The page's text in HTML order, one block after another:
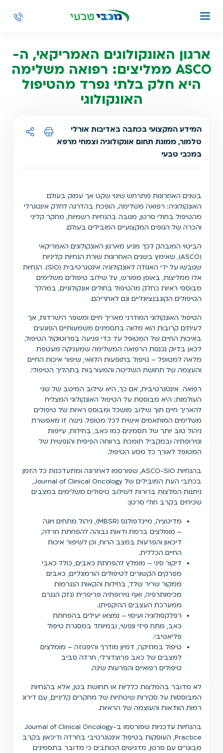
ארגון האונקולוגים האמריקאי, ה-
ASCO ממליצים: רפואה משלימה
היא חלק בלתי נפרד מהטיפול
האונקולוגי
המידע המקצועי בכתבה באדיבות אורלי
טלמור, ממונת תחום אונקולוגיה וצמחי מרפא
במכבי טבעי
הדפסה
בשנים האחרונות מתרחש שינוי שקט אך עמוק בעולם
האונקולוגיה: רפואה משלימה, הופכת בהדרגה לחלק אינטגרלי
מהטיפול בחולי סרטן, מגובה בהנחיות רשמיות, מחקר קליני
והכרה של הגופים המקצועיים המובילים בעולם.
הביטוי המובהק לכך מגיע מארגון האונקולוגים האמריקאי
(ASCO), שאימץ בשנים האחרונות שורת הנחיות קליניות
שגובשו על ידי האגודה לאונקולוגיה אינטגרטיבית (SIO). הנחיות
אלו ממליצות, באופן מפורש, על שילוב טיפולים משלימים
מבוססי ראיות כחלק מהטיפול בחולים אונקולוגיים, במהלך
הטיפולים הקונבנציונליים וגם לאחריהם.
הטיפול האונקולוגי המודרני מאריך חיים ומשפר הישרדות, אך
לעיתים קרובות הוא מלווה בתסמינים משמעותיים הפוגעים
באיכות החיים של המטופל עד כדי פגיעה בפרוטוקול הטיפול.
לכאן בדיוק נכנסת הרפואה המשלימה שמעניקה מעטפת
מלאה למטופל – טיפול בתופעות הלוואי, שיפור איכות החיים
והעצמה של תחושת השליטה והמעורבות בתהליך הטיפולי.
רפואה אינטגרטיבית, אם כך, היא שילוב המיטב של שני
העולמות: היא מבוססת על הטיפול האונקולוגי המצליח
להאריך חיים תוך שילוב מושכל ומבוסס ראיות של טיפולים
משלימים המותאמים אישית לכל מטופל. גישה זו מאפשרת
ניהול טוב יותר של תסמינים כמו כאב, בחילות, עייפות
ונוירופתיה ובמקביל תומכת ברווחה הפיסית והנפשית של
המטופל לאורך כל מסע הטיפול.
בהנחיות ASCO-SIO, שפורסמו לאחרונה ומתעדכנות כל הזמן
בכתבי העת המובילים של Journal of Clinical Oncology,
ניתנות המלצות ברורות לשילוב טיפולים משלימים במצבים
שכיחים בקרב חולי סרטן:
מדיטציה, מיינדפולנס (MBSR), ניהול מתחים ויוגה
– מומלצים ברמת ודאות גבוהה להפחתת חרדה,
דיכאון והפרעות במצב הרוח, וכן לשיפור איכות
החיים הכללית.
דיקור סיני – מומלץ להפחתת כאבים, כולל כאבי
מפרקים הקשורים לטיפולים הורמונליים, כאבים
ממקור שריר שלד, בחילות והקאות הנגרמות
מכימותרפיה, ואף נוירופתיה פריפרית (נזק הנגרם
ממערכת העצבים ההיקפית).
רפלקסולוגיה ועיסוי – נמצאו יעילים בהפחתת
כאב, מתח פיזי ונפשי, ובמיוחד במסגרת טיפול
פליאטיבי.
טיפול במוזיקה, דמיון מודרך והיפנוזה – מומלצים
למצבים של כאב פרוצדורלי, חרדה סביב
טיפולים רפואיים והפרעות שינה.
לא מדובר בהמלצות כלליות או תחושת בטן, אלא בהנחיות
המבוססות על סקירות שיטתיות של מחקרים קליניים, עם דירוג
רמות הוודאות והעוצמה של הראיות.
בהנחיות עדכניות שפורסמו ב-Journal of Clinical Oncology
Practice, העוסקות בטיפול אינטגרטיבי בחרדה ודיכאון בקרב
מבוגרים עם סרטן, מדגישים הכותבים כי מדובר בתסמינים